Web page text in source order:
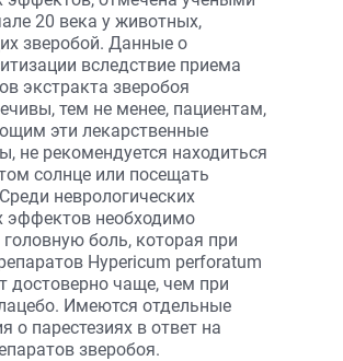
20 века у животных,
зверобой. Данные о
вследствие приема
экстракта зверобоя
тем не менее, пациентам,
эти лекарственные
не рекомендуется находиться
солнце или посещать
неврологических
эффектов необходимо
боль, которая при
Hypericum perforatum
достоверно чаще, чем при
Имеются отдельные
о парестезиях в ответ на
зверобоя.